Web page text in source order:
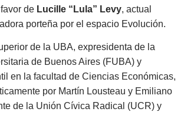
de Lucille “Lula” Levy, actual
porteña por el espacio Evolución.
de la UBA, expresidenta de la
de Buenos Aires (FUBA) y
en la facultad de Ciencias Económicas,
por Martín Lousteau y Emiliano
de la Unión Cívica Radical (UCR) y